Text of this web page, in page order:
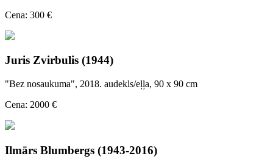
Cena: 300 €
Juris Zvirbulis (1944)
"Bez nosaukuma", 2018. audekls/eļļa, 90 x 90 cm
Cena: 2000 €
Ilmārs Blumbergs (1943-2016)